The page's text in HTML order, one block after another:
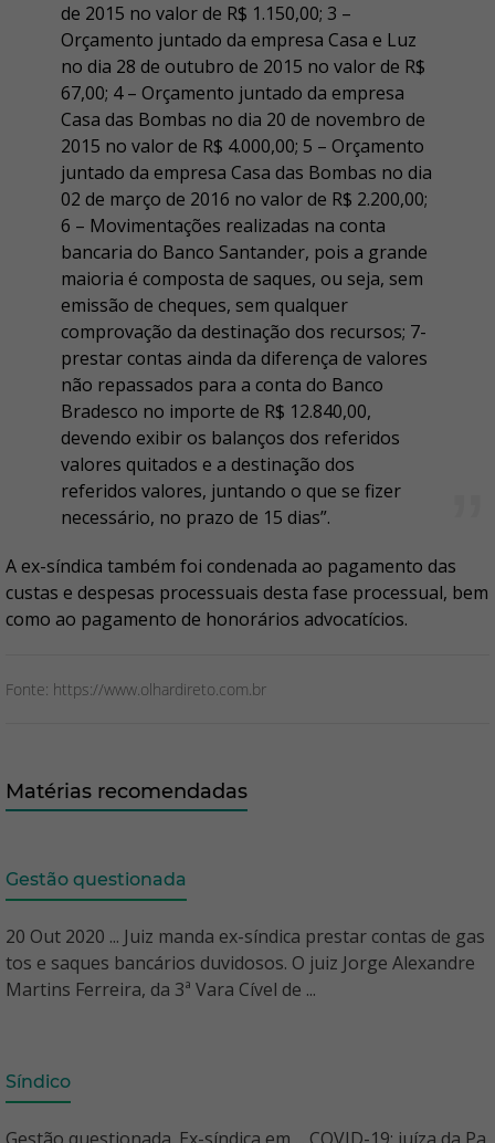
de 2015 no valor de R$ 1.150,00; 3 –
Orçamento juntado da empresa Casa e Luz
no dia 28 de outubro de 2015 no valor de R$
67,00; 4 – Orçamento juntado da empresa
Casa das Bombas no dia 20 de novembro de
2015 no valor de R$ 4.000,00; 5 – Orçamento
juntado da empresa Casa das Bombas no dia
02 de março de 2016 no valor de R$ 2.200,00;
6 – Movimentações realizadas na conta
bancaria do Banco Santander, pois a grande
maioria é composta de saques, ou seja, sem
emissão de cheques, sem qualquer
comprovação da destinação dos recursos; 7-
prestar contas ainda da diferença de valores
não repassados para a conta do Banco
Bradesco no importe de R$ 12.840,00,
devendo exibir os balanços dos referidos
valores quitados e a destinação dos
referidos valores, juntando o que se fizer
necessário, no prazo de 15 dias”.
A ex-síndica também foi condenada ao pagamento das
custas e despesas processuais desta fase processual, bem
como ao pagamento de honorários advocatícios.
Fonte: https://www.olhardireto.com.br
Matérias recomendadas
Gestão questionada
20 Out 2020 ... Juiz manda ex-síndica prestar contas de gas
tos e saques bancários duvidosos. O juiz Jorge Alexandre
Martins Ferreira, da 3ª Vara Cível de ...
Síndico